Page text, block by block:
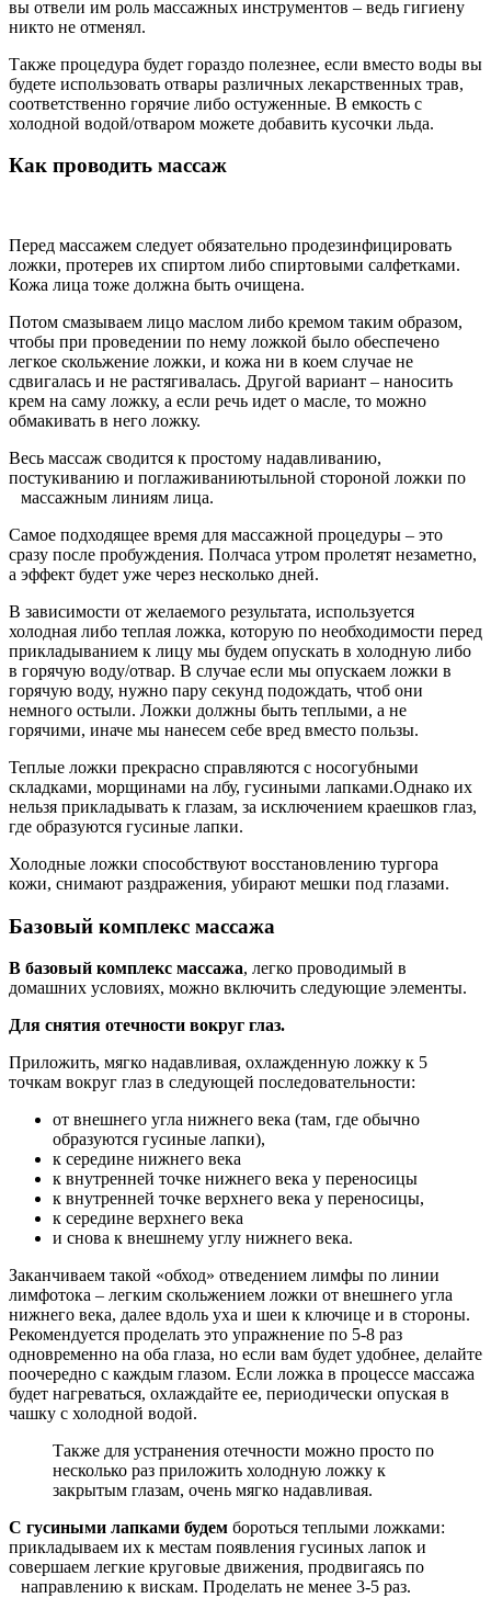
вы отвели им роль массажных инструментов – ведь гигиену
никто не отменял.
Также процедура будет гораздо полезнее, если вместо воды вы
будете использовать отвары различных лекарственных трав,
соответственно горячие либо остуженные. В емкость с
холодной водой/отваром можете добавить кусочки льда.
Как проводить массаж
Перед массажем следует обязательно продезинфицировать
ложки, протерев их спиртом либо спиртовыми салфетками.
Кожа лица тоже должна быть очищена.
Потом смазываем лицо маслом либо кремом таким образом,
чтобы при проведении по нему ложкой было обеспечено
легкое скольжение ложки, и кожа ни в коем случае не
сдвигалась и не растягивалась. Другой вариант – наносить
крем на саму ложку, а если речь идет о масле, то можно
обмакивать в него ложку.
Весь массаж сводится к простому надавливанию,
постукиванию и поглаживаниютыльной стороной ложки по
массажным линиям лица.
Самое подходящее время для массажной процедуры – это
сразу после пробуждения. Полчаса утром пролетят незаметно,
а эффект будет уже через несколько дней.
В зависимости от желаемого результата, используется
холодная либо теплая ложка, которую по необходимости перед
прикладыванием к лицу мы будем опускать в холодную либо
в горячую воду/отвар. В случае если мы опускаем ложки в
горячую воду, нужно пару секунд подождать, чтоб они
немного остыли. Ложки должны быть теплыми, а не
горячими, иначе мы нанесем себе вред вместо пользы.
Теплые ложки прекрасно справляются с носогубными
складками, морщинами на лбу, гусиными лапками.Однако их
нельзя прикладывать к глазам, за исключением краешков глаз,
где образуются гусиные лапки.
Холодные ложки способствуют восстановлению тургора
кожи, снимают раздражения, убирают мешки под глазами.
Базовый комплекс массажа
В базовый комплекс массажа, легко проводимый в
домашних условиях, можно включить следующие элементы.
Для снятия отечности вокруг глаз.
Приложить, мягко надавливая, охлажденную ложку к 5
точкам вокруг глаз в следующей последовательности:
от внешнего угла нижнего века (там, где обычно
образуются гусиные лапки),
к середине нижнего века
к внутренней точке нижнего века у переносицы
к внутренней точке верхнего века у переносицы,
к середине верхнего века
и снова к внешнему углу нижнего века.
Заканчиваем такой «обход» отведением лимфы по линии
лимфотока – легким скольжением ложки от внешнего угла
нижнего века, далее вдоль уха и шеи к ключице и в стороны.
Рекомендуется проделать это упражнение по 5-8 раз
одновременно на оба глаза, но если вам будет удобнее, делайте
поочередно с каждым глазом. Если ложка в процессе массажа
будет нагреваться, охлаждайте ее, периодически опуская в
чашку с холодной водой.
Также для устранения отечности можно просто по
несколько раз приложить холодную ложку к
закрытым глазам, очень мягко надавливая.
С гусиными лапками будем бороться теплыми ложками:
прикладываем их к местам появления гусиных лапок и
совершаем легкие круговые движения, продвигаясь по
направлению к вискам. Проделать не менее 3-5 раз.